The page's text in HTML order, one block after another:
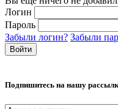
Логин
Пароль
Забыли логин? Забыли
Подпишитесь на нашу